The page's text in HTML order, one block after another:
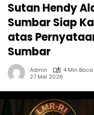
Sutan Hendy
Sumbar Siap
atas
Sumbar
Admin
4 Min Baca
27 Mei 2026